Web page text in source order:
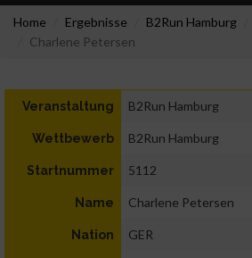
Home Ergebnisse B2Run Hamburg
Charlene Petersen
Veranstaltung B2Run Hamburg
Wettbewerb B2Run Hamburg
Startnummer 5112
Name Charlene Petersen
Nation GER